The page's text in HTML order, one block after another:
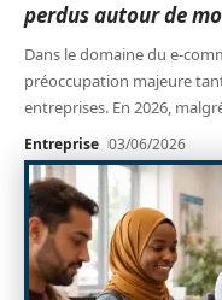
perdus autour de
Dans le domaine du e-
préoccupation majeure
entreprises. En 2026,
Entreprise 03/06/2026